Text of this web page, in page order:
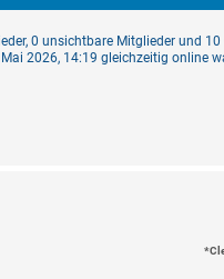
0 unsichtbare Mitglieder und
Mai 2026, 14:19 gleichzeitig online
*